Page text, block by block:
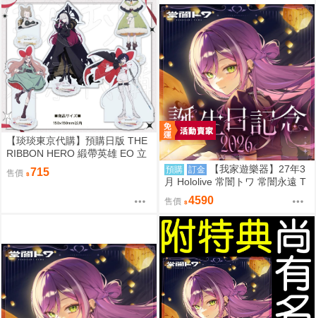
【琰琰東京代購】預購日版 THE
RIBBON HERO 緞帶英雄 EO 立
牌 藍寶石 帕茵 天鵝絨 吉露可
售價 715 預購 訂金
【我家遊樂器】27年3
月 Hololive 常闇トワ 常闇永遠 T
owa 誕生日記念2026
售價 4590